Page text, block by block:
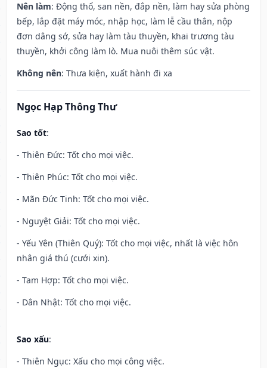
Nên làm: Động thổ, san nền, đắp nền, làm hay sửa phòng
bếp, lắp đặt máy móc, nhập học, làm lễ cầu thân, nộp
đơn dâng sớ, sửa hay làm tàu thuyền, khai trương tàu
thuyền, khởi công làm lò. Mua nuôi thêm súc vật.
Không nên: Thưa kiện, xuất hành đi xa
Ngọc Hạp Thông Thư
Sao tốt:
- Thiên Đức: Tốt cho mọi việc.
- Thiên Phúc: Tốt cho mọi việc.
- Mãn Đức Tinh: Tốt cho mọi việc.
- Nguyệt Giải: Tốt cho mọi việc.
- Yếu Yên (Thiên Quý): Tốt cho mọi việc, nhất là việc hôn
nhân giá thú (cưới xin).
- Tam Hợp: Tốt cho mọi việc.
- Dân Nhật: Tốt cho mọi việc.
Sao xấu:
- Thiên Ngục: Xấu cho mọi công việc.